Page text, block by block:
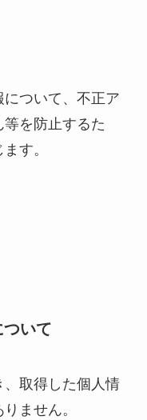
ついて、不正ア
を防止するた
す。
いて
取得した個人情
ません。